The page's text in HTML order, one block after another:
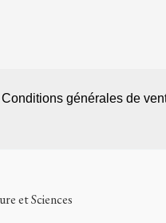
Conditions générales de
et Sciences